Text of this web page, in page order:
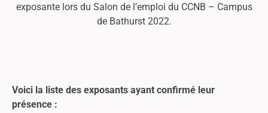
exposante lors du Salon de l’emploi du CCNB – Campus
de Bathurst 2022.
Voici la liste des exposants ayant confirmé leur
présence :